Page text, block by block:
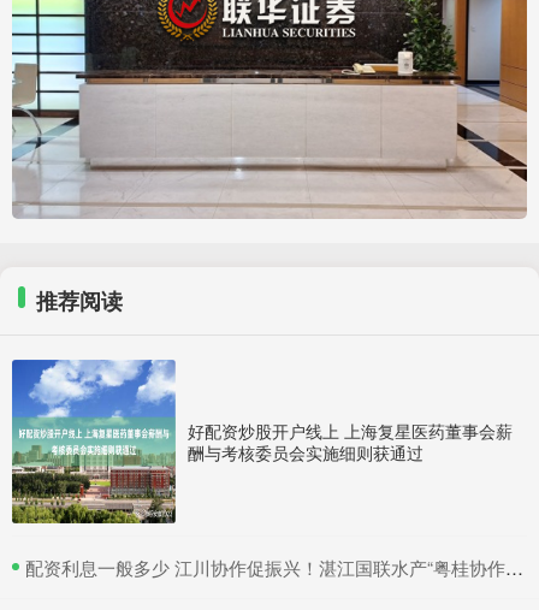
推荐阅读
好配资炒股开户线上 上海复星医药董事会薪
酬与考核委员会实施细则获通过
​配资利息一般多少 江川协作促振兴！湛江国联水产“粤桂协作帮扶车间”在吴川揭牌